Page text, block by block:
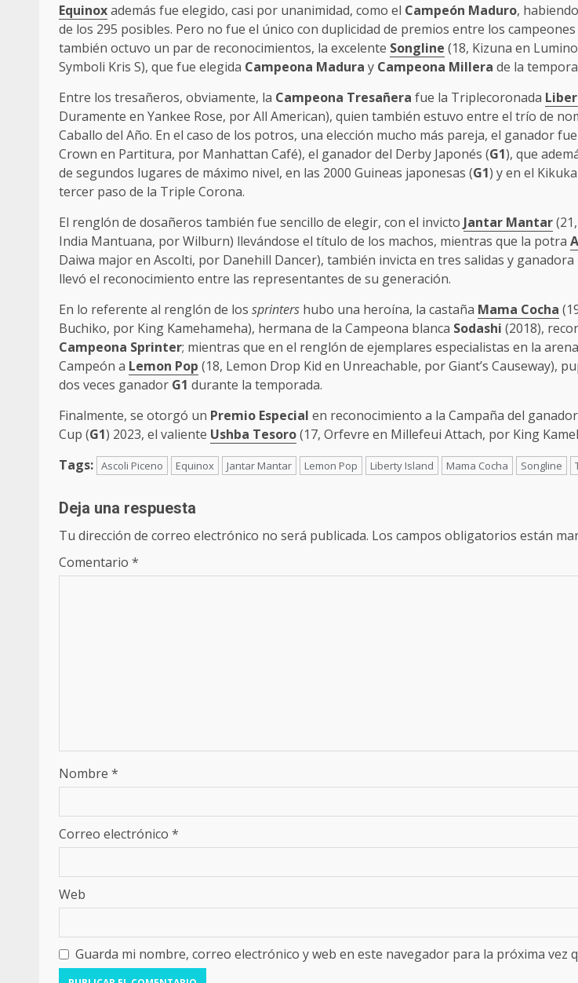
Equinoxademás fue elegido, casi por unanimidad, como el Campeón Maduro,
de los 295 posibles. Pero no fue el único con duplicidad de premios entre los campeones
también octuvo un par de reconocimientos, la excelente Songline (18, Kizuna en
Symboli Kris S), que fue elegida Campeona Madura y Campeona Millera de la
Entre los tresañeros, obviamente, la Campeona Tresañera fue la Triplecoronada
Duramente en Yankee Rose, por All American), quien también estuvo entre el trío de
Caballo del Año. En el caso de los potros, una elección mucho más pareja, el ganador fue
Crown en Partitura, por Manhattan Café), el ganador del Derby Japonés (G1), que
de segundos lugares de máximo nivel, en las 2000 Guineas japonesas (G1) y en el
tercer paso de la Triple Corona.
El renglón de dosañeros también fue sencillo de elegir, con el invicto Jantar Mantar
India Mantuana, por Wilburn) llevándose el título de los machos, mientras que la potra
Daiwa major en Ascolti, por Danehill Dancer), también invicta en tres salidas y ganadora
llevó el reconocimiento entre las representantes de su generación.
En lo referente al renglón de los sprinters hubo una heroína, la castaña Mama Cocha
Buchiko, por King Kamehameha), hermana de la Campeona blanca Sodashi (2018),
Campeona Sprinter; mientras que en el renglón de ejemplares especialistas en la
Campeón a Lemon Pop (18, Lemon Drop Kid en Unreachable, por Giant’s Causeway),
dos veces ganador G1 durante la temporada.
Finalmente, se otorgó un Premio Especial en reconocimiento a la Campaña del
Cup (G1) 2023, el valiente Ushba Tesoro(17, Orfevre en Millefeui Attach, por King
Tags: Ascoli Piceno Equinox Jantar Mantar Lemon Pop Liberty Island Mama Cocha Songline
Deja una respuesta
Tu dirección de correo electrónico no será publicada. Los campos obligatorios están
Comentario *
Nombre *
Correo electrónico *
Web
Guarda mi nombre, correo electrónico y web en este navegador para la próxima vez